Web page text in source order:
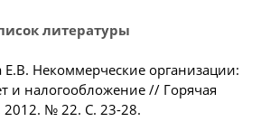
литературы
Е.В. Некоммерческие организации:
и налогообложение // Горячая
2012. № 22. С. 23-28.